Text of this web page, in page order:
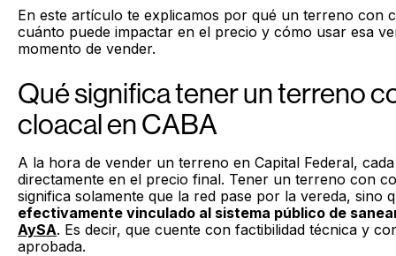
En este artículo te explicamos por qué un terreno con
cuánto puede impactar en el precio y cómo usar esa
momento de vender.
Qué significa tener un terreno
cloacal en CABA
A la hora de vender un terreno en Capital Federal,
directamente en el precio final. Tener un terreno con
significa solamente que la red pase por la vereda, sino
efectivamente vinculado al sistema público de
AySA. Es decir, que cuente con factibilidad técnica y
aprobada.